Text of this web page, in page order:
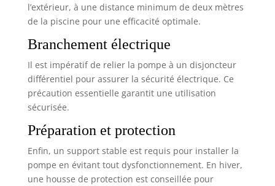
l’extérieur, à une distance minimum de deux mètres
de la piscine pour une efficacité optimale.
Branchement électrique
Il est impératif de relier la pompe à un disjoncteur
différentiel pour assurer la sécurité électrique. Ce
précaution essentielle garantit une utilisation
sécurisée.
Préparation et protection
Enfin, un support stable est requis pour installer la
pompe en évitant tout dysfonctionnement. En hiver,
une housse de protection est conseillée pour